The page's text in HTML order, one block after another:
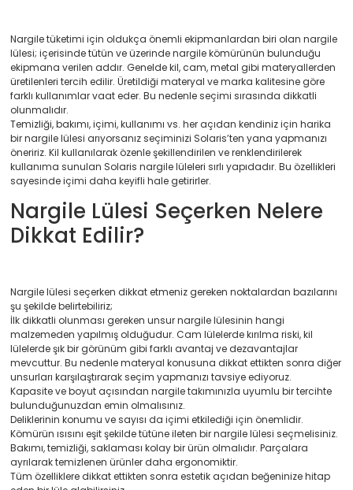
Nargile tüketimi için oldukça önemli ekipmanlardan biri olan nargile
lülesi; içerisinde tütün ve üzerinde nargile kömürünün bulunduğu
ekipmana verilen addır. Genelde kil, cam, metal gibi materyallerden
üretilenleri tercih edilir. Üretildiği materyal ve marka kalitesine göre
farklı kullanımlar vaat eder. Bu nedenle seçimi sırasında dikkatli
olunmalıdır.
Temizliği, bakımı, içimi, kullanımı vs. her açıdan kendiniz için harika
birnargile lülesi arıyorsanız seçiminizi Solaris’ten yana yapmanızı
öneririz. Kil kullanılarak özenle şekillendirilen ve renklendirilerek
kullanıma sunulan Solaris nargile lüleleri sırlı yapıdadır. Bu özellikleri
sayesinde içimi daha keyifli hale getirirler.
Nargile Lülesi Seçerken Nelere
Dikkat Edilir?
Nargile lülesi seçerken dikkat etmeniz gereken noktalardan bazılarını
şu şekilde belirtebiliriz;
İlk dikkatli olunması gereken unsur nargile lülesinin hangi
malzemeden yapılmış olduğudur. Cam lülelerde kırılma riski, kil
lülelerde şık bir görünüm gibi farklı avantaj ve dezavantajlar
mevcuttur. Bu nedenle materyal konusuna dikkat ettikten sonra diğer
unsurları karşılaştırarak seçim yapmanızı tavsiye ediyoruz.
Kapasite ve boyut açısından nargile takımınızla uyumlu bir tercihte
bulunduğunuzdan emin olmalısınız.
Deliklerinin konumu ve sayısı da içimi etkilediği için önemlidir.
Kömürün ısısını eşit şekilde tütüne ileten bir nargile lülesi seçmelisiniz.
Bakımı, temizliği, saklaması kolay bir ürün olmalıdır. Parçalara
ayrılarak temizlenen ürünler daha ergonomiktir.
Tüm özelliklere dikkat ettikten sonra estetik açıdan beğeninize hitap